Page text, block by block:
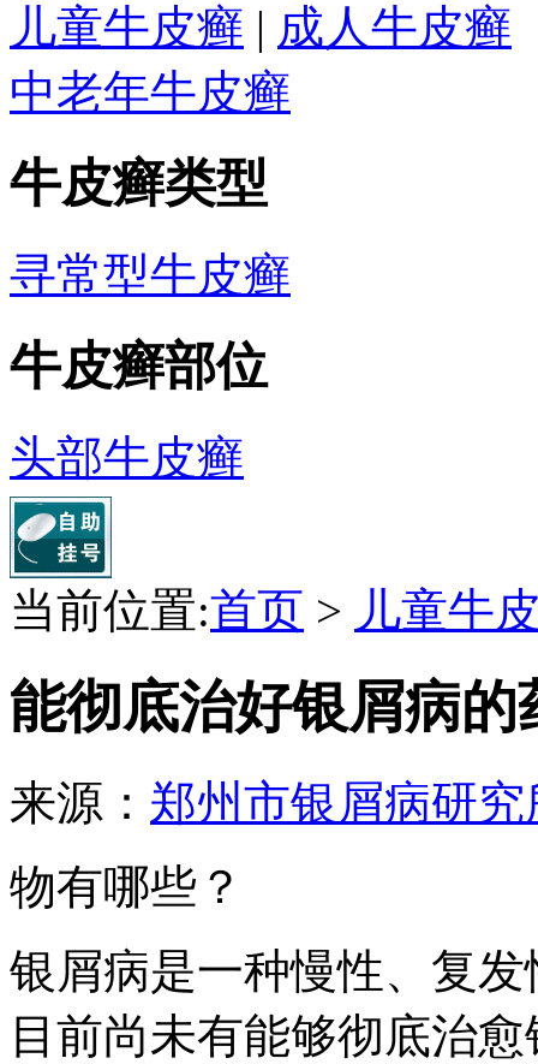
儿童牛皮癣 | 成人牛皮癣
中老年牛皮癣
牛皮癣类型
寻常型牛皮癣
牛皮癣部位
头部牛皮癣
当前位置:首页 > 儿童牛
能彻底治好银屑病的
来源： 郑州市银屑病研究
物有哪些？
银屑病是一种慢性、复
目前尚未有能够彻底治